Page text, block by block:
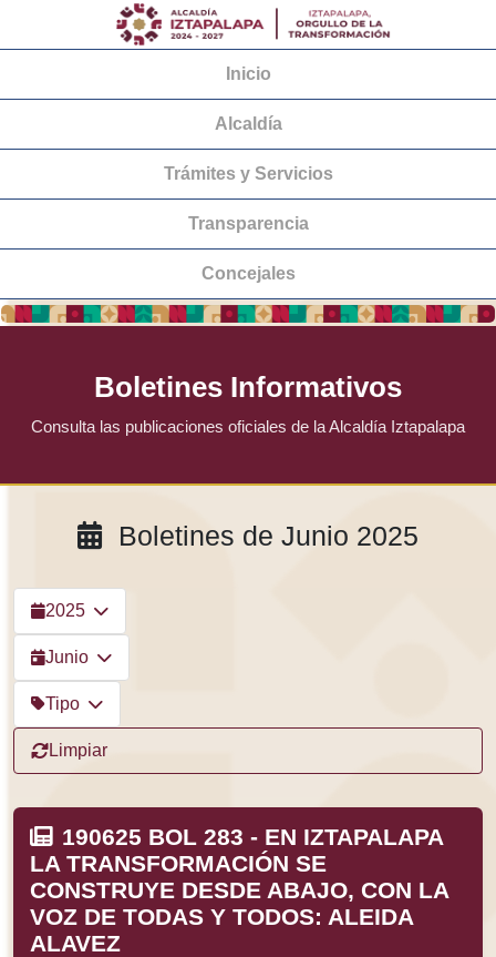
Inicio
Alcaldía
Trámites y Servicios
Transparencia
Concejales
Boletines Informativos
Consulta las publicaciones oficiales de la Alcaldía Iztapalapa
Boletines de Junio 2025
2025
Junio
Tipo
Limpiar
190625 BOL 283 - EN IZTAPALAPA
LA TRANSFORMACIÓN SE
CONSTRUYE DESDE ABAJO, CON LA
VOZ DE TODAS Y TODOS: ALEIDA
ALAVEZ